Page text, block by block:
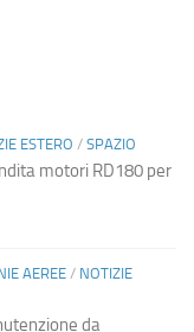
ESTERO / SPAZIO
motori RD180 per
AEREE/ NOTIZIE
da